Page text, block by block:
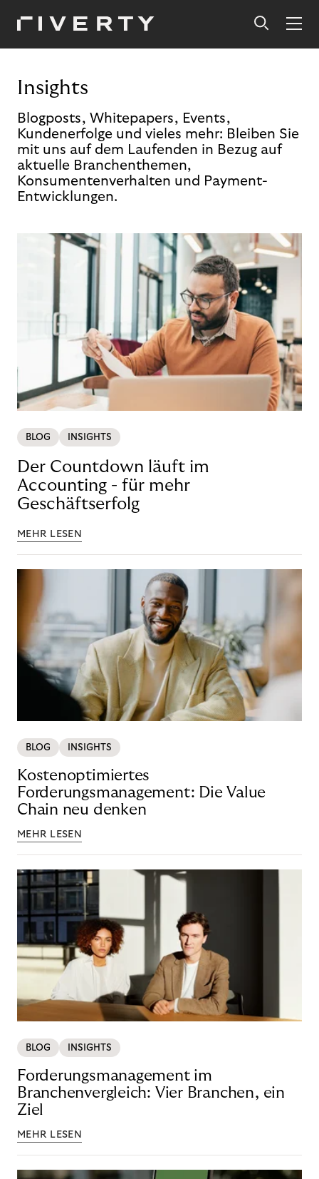
Insights
Blogposts, Whitepapers, Events,
Kundenerfolge und vieles mehr: Bleiben Sie
mit uns auf dem Laufenden in Bezug auf
aktuelle Branchenthemen,
Konsumentenverhalten und Payment-
Entwicklungen.
BLOG INSIGHTS
Der Countdown läuft im
Accounting - für mehr
Geschäftserfolg
MEHR LESEN
BLOG INSIGHTS
Kostenoptimiertes
Forderungsmanagement: Die Value
Chain neu denken
MEHR LESEN
BLOG INSIGHTS
Forderungsmanagement im
Branchenvergleich: Vier Branchen, ein
Ziel
MEHR LESEN